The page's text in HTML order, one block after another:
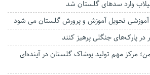
در پارک‌های جنگلی پرهیز کنند
مرکز مهم تولید پوشاک گلستان در آینده‌ای